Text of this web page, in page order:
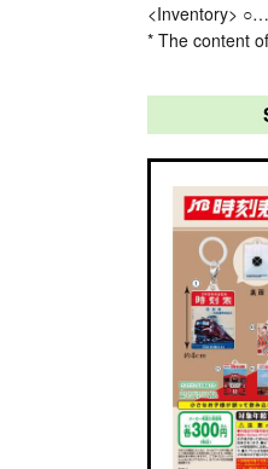
<Inventory>
* The content